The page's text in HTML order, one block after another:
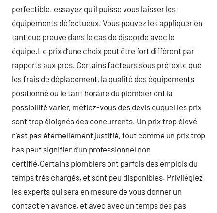
perfectible. essayez qu’il puisse vous laisser les
équipements défectueux. Vous pouvez les appliquer en
tant que preuve dans le cas de discorde avec le
équipe.Le prix d’une choix peut être fort différent par
rapports aux pros. Certains facteurs sous prétexte que
les frais de déplacement, la qualité des équipements
positionné ou le tarif horaire du plombier ont la
possibilité varier, méfiez-vous des devis duquel les prix
sont trop éloignés des concurrents. Un prix trop élevé
n’est pas éternellement justifié, tout comme un prix trop
bas peut signifier d’un professionnel non
certifié.Certains plombiers ont parfois des emplois du
temps très chargés, et sont peu disponibles. Privilégiez
les experts qui sera en mesure de vous donner un
contact en avance, et avec avec un temps des pas